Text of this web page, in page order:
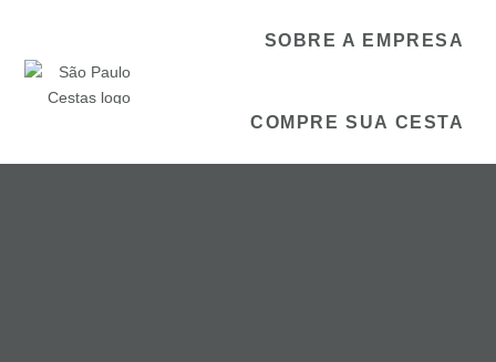
SOBRE A EMPRESA
COMPRE SUA CESTA